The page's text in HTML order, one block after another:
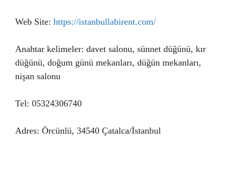
Web Site: https://istanbullabirent.com/
Anahtar kelimeler: davet salonu, sünnet düğünü, kır
düğünü, doğum günü mekanları, düğün mekanları,
nişan salonu
Tel: 05324306740
Adres: Örcünlü, 34540 Çatalca/İstanbul